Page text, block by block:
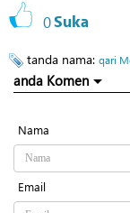
0Suka
tanda nama: qari
anda Komen
Nama
Email